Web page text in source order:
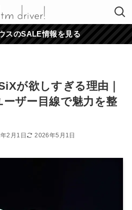
スのSALE情報を見る
が欲しすぎる理由｜
ザー目線で魅力を整
2月1日 2026年5月1日